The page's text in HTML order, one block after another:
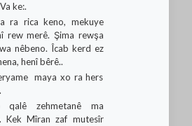
ke:.
ra rica keno, mekuye
rew merê. Şima rewşa
nêbeno. Îcab kerd ez
henî bêrê..
maya xo ra hers
qalê zehmetanê ma
Kek Mîran zaf mutesîr